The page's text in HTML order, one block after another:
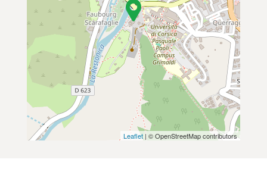
Leaflet | © OpenStreetMap contributors